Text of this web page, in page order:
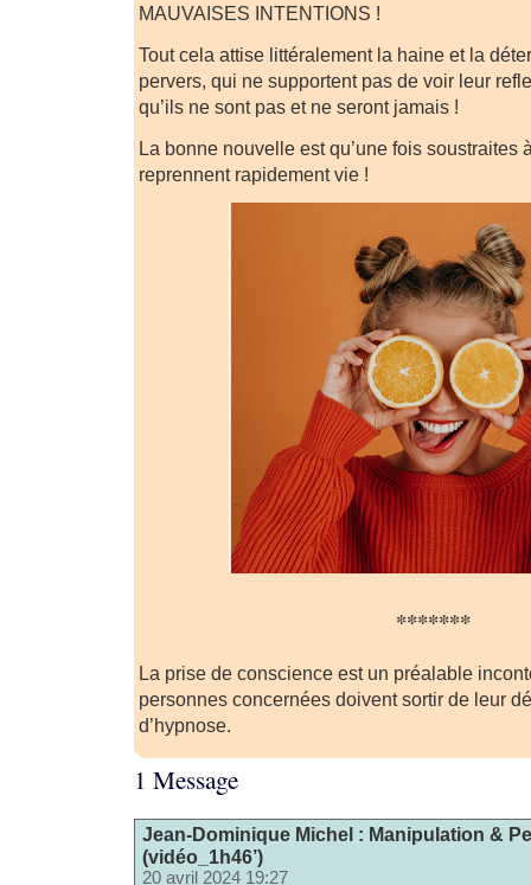
MAUVAISES INTENTIONS !
Tout cela attise littéralement la haine et la
pervers, qui ne supportent pas de voir leur
qu’ils ne sont pas et ne seront jamais !
La bonne nouvelle est qu’une fois soustraites
reprennent rapidement vie !
*******
La prise de conscience est un préalable
personnes concernées doivent sortir de leur
d’hypnose.
1 Message
Jean-Dominique Michel : Manipulation &
(vidéo_1h46’)
20 avril 2024 19:27